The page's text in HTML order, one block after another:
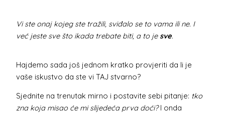
Vi ste onaj kojeg ste tražili, sviđalo se to vama ili ne. I
već jeste sve što ikada trebate biti, a to jesve.
Hajdemo sada još jednom kratko provjeriti da li je
vaše iskustvo da ste vi TAJ stvarno?
Sjednite na trenutak mirno i postavite sebi pitanje: tko
zna koja misao će mi slijedeća prva doći?I onda